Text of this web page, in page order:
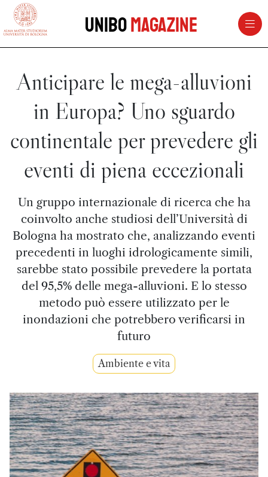
vai al contenuto della pagina
UniboMagazine
Anticipare le mega-alluvioni
in Europa? Uno sguardo
continentale per prevedere gli
eventi di piena eccezionali
Un gruppo internazionale di ricerca che ha
coinvolto anche studiosi dell’Università di
Bologna ha mostrato che, analizzando eventi
precedenti in luoghi idrologicamente simili,
sarebbe stato possibile prevedere la portata
del 95,5% delle mega-alluvioni. E lo stesso
metodo può essere utilizzato per le
inondazioni che potrebbero verificarsi in
futuro
Ambiente e vita